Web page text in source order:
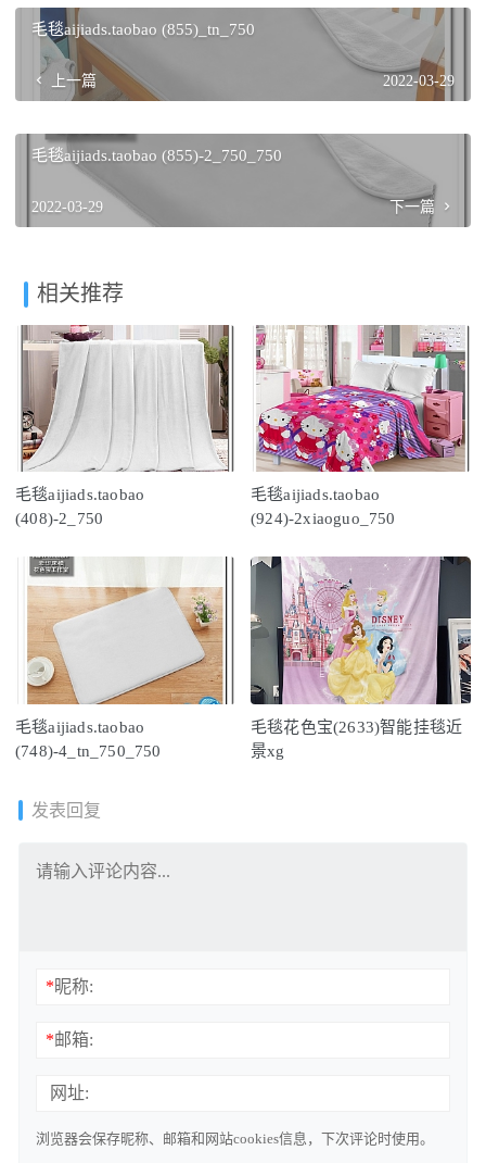
毛毯aijiads.taobao (855)_tn_750
上一篇 2022-03-29
毛毯aijiads.taobao (855)-2_750_750
2022-03-29 下一篇
相关推荐
毛毯aijiads.taobao
(408)-2_750
毛毯aijiads.taobao
(924)-2xiaoguo_750
毛毯aijiads.taobao
(748)-4_tn_750_750
毛毯花色宝(2633)智能挂毯近
景xg
发表回复
*昵称:
*邮箱:
网址:
浏览器会保存昵称、邮箱和网站cookies信息，下次评论时使用。